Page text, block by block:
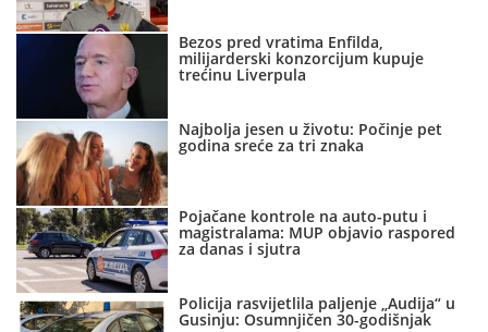
Bezos pred vratima Enfilda,
milijarderski konzorcijum kupuje
trećinu Liverpula
Najbolja jesen u životu: Počinje pet
godina sreće za tri znaka
Pojačane kontrole na auto-putu i
magistralama: MUP objavio raspored
za danas i sjutra
Policija rasvijetlila paljenje „Audija“ u
Gusinju: Osumnjičen 30-godišnjak